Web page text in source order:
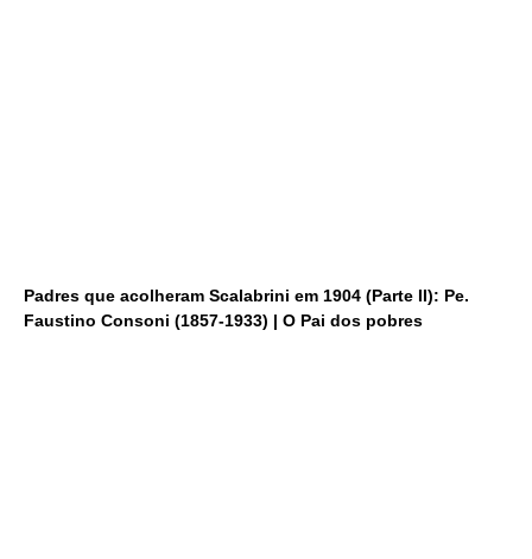
Padres que acolheram Scalabrini em 1904 (Parte II): Pe.
Faustino Consoni (1857-1933) | O Pai dos pobres